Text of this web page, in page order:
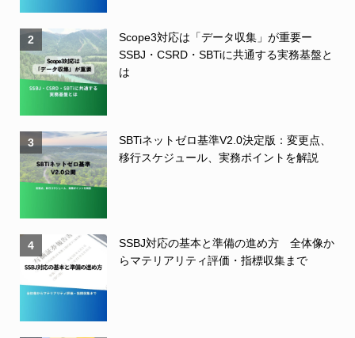
2
Scope3対応は「データ収集」が重要ー
SSBJ・CSRD・SBTiに共通する実務基盤と
は
3
SBTiネットゼロ基準V2.0決定版：変更点、
移行スケジュール、実務ポイントを解説
4
SSBJ対応の基本と準備の進め方 全体像か
らマテリアリティ評価・指標収集まで